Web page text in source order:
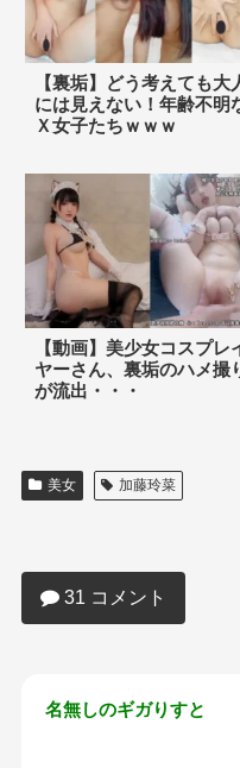
【裏垢】どう考えても大
には見えない！年齢不明
Ｘ女子たちｗｗｗ
【動画】美少女コスプレ
ヤーさん、裏垢のハメ撮
が流出・・・
美女 加藤玲菜
ディで子作り宣
31 コメント
名無しのギガりすと